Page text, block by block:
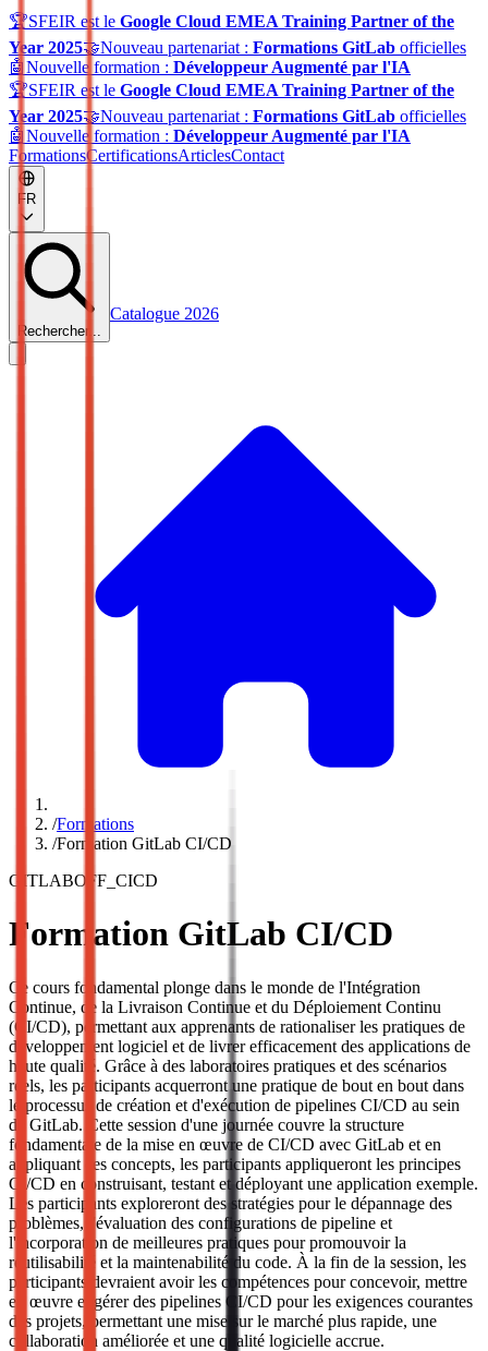
🏆SFEIR est le Google Cloud EMEA Training Partner of the
Year 2025🤝Nouveau partenariat : Formations GitLab officielles
🤖Nouvelle formation : Développeur Augmenté par l'IA
🏆SFEIR est le Google Cloud EMEA Training Partner of the
Year 2025🤝Nouveau partenariat : Formations GitLab officielles
🤖Nouvelle formation : Développeur Augmenté par l'IA
FormationsCertificationsArticlesContact
FR
Rechercher...
Catalogue 2026
/Formations
/Formation GitLab CI/CD
GITLABOFF_CICD
Formation GitLab CI/CD
Ce cours fondamental plonge dans le monde de l'Intégration
Continue, de la Livraison Continue et du Déploiement Continu
(CI/CD), permettant aux apprenants de rationaliser les pratiques de
développement logiciel et de livrer efficacement des applications de
haute qualité. Grâce à des laboratoires pratiques et des scénarios
réels, les participants acquerront une pratique de bout en bout dans
le processus de création et d'exécution de pipelines CI/CD au sein
de GitLab. Cette session d'une journée couvre la structure
fondamentale de la mise en œuvre de CI/CD avec GitLab et en
appliquant ces concepts, les participants appliqueront les principes
CI/CD en construisant, testant et déployant une application exemple.
Les participants exploreront des stratégies pour le dépannage des
problèmes, l'évaluation des configurations de pipeline et
l'incorporation de meilleures pratiques pour promouvoir la
réutilisabilité et la maintenabilité du code. À la fin de la session, les
participants devraient avoir les compétences pour concevoir, mettre
en œuvre et gérer des pipelines CI/CD pour les exigences courantes
des projets, permettant une mise sur le marché plus rapide, une
collaboration améliorée et une qualité logicielle accrue.